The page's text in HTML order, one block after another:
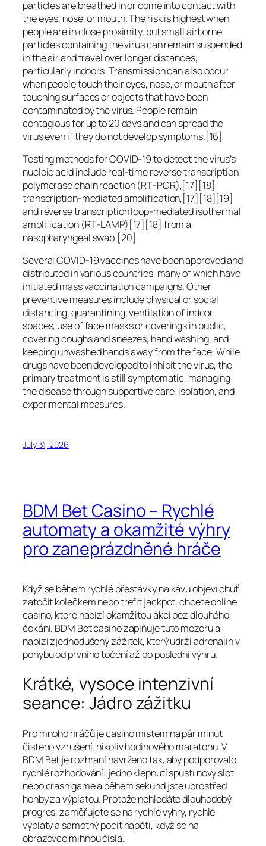
particles are breathed in or come into contact with
the eyes, nose, or mouth. The risk is highest when
people are in close proximity, but small airborne
particles containing the virus can remain suspended
in the air and travel over longer distances,
particularly indoors. Transmission can also occur
when people touch their eyes, nose, or mouth after
touching surfaces or objects that have been
contaminated by the virus. People remain
contagious for up to 20 days and can spread the
virus even if they do not develop symptoms.[16]
Testing methods for COVID-19 to detect the virus’s
nucleic acid include real-time reverse transcription
polymerase chain reaction (RT‑PCR),[17][18]
transcription-mediated amplification,[17][18][19]
and reverse transcription loop-mediated isothermal
amplification (RT‑LAMP)[17][18] from a
nasopharyngeal swab.[20]
Several COVID-19 vaccines have been approved and
distributed in various countries, many of which have
initiated mass vaccination campaigns. Other
preventive measures include physical or social
distancing, quarantining, ventilation of indoor
spaces, use of face masks or coverings in public,
covering coughs and sneezes, hand washing, and
keeping unwashed hands away from the face. While
drugs have been developed to inhibit the virus, the
primary treatment is still symptomatic, managing
the disease through supportive care, isolation, and
experimental measures.
July 31, 2026
BDM Bet Casino – Rychlé
automaty a okamžité výhry
pro zaneprázdněné hráče
Když se během rychlé přestávky na kávu objeví chuť
zatočit kolečkem nebo trefit jackpot, chcete online
casino, které nabízí okamžitou akci bez dlouhého
čekání. BDM Bet casino zaplňuje tuto mezeru a
nabízí zjednodušený zážitek, který udrží adrenalin v
pohybu od prvního točení až po poslední výhru.
Krátké, vysoce intenzivní
seance: Jádro zážitku
Pro mnoho hráčů je casino místem na pár minut
čistého vzrušení, nikoliv hodinového maratonu. V
BDM Bet je rozhraní navrženo tak, aby podporovalo
rychlé rozhodování: jedno klepnutí spustí nový slot
nebo crash game a během sekund jste uprostřed
honby za výplatou. Protože nehledáte dlouhodobý
progres, zaměřujete se na rychlé výhry, rychlé
výplaty a samotný pocit napětí, když se na
obrazovce mihnou čísla.